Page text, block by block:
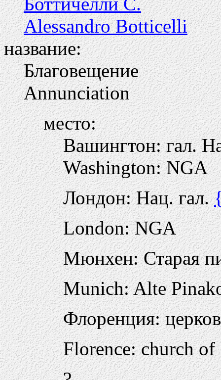
Alessandro Botticelli
название:
Благовещение
Annunciation
место:
Вашингтон: гал.
Washington: NGA
Лондон: Нац. гал.
London: NGA
Мюнхен: Старая
Munich: Alte
Флоренция:
Florence: church of